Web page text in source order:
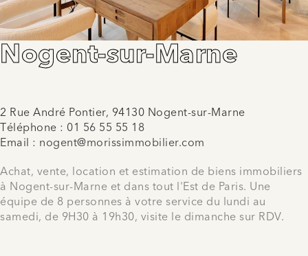
Nogent-sur-Marne
2 Rue André Pontier, 94130 Nogent-sur-Marne
Téléphone : 01 56 55 55 18
Email : nogent@morissimmobilier.com
Achat, vente, location et estimation de biens immobiliers
à Nogent-sur-Marne et dans tout l'Est de Paris. Une
équipe de 8 personnes à votre service du lundi au
samedi, de 9H30 à 19h30, visite le dimanche sur RDV.